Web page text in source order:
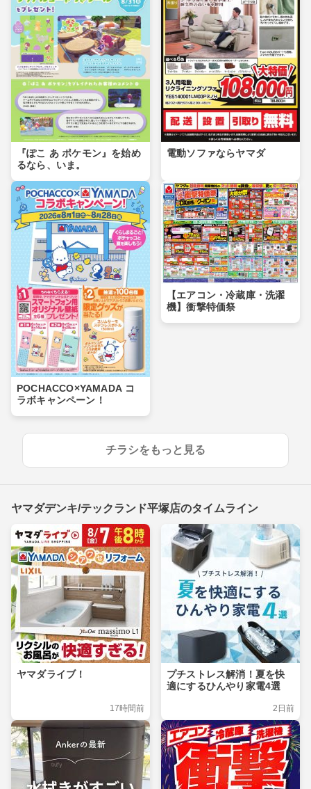
『ぽこ あ ポケモン』を始め
るなら、いま。
電動ソファならヤマダ
POCHACCO×YAMADA コ
ラボキャンペーン！
【エアコン・冷蔵庫・洗濯
機】衝撃特価祭
チラシをもっと見る
ヤマダデンキ/テックランド平塚店のタイムライン
ヤマダライブ！
17時間前
プチストレス解消！夏を快
適にするひんやり家電4選
2日前